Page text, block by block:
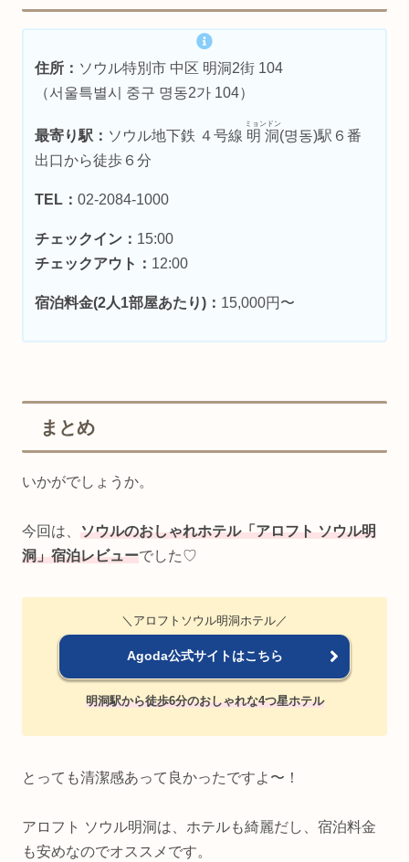
住所： ソウル特別市 中区 明洞2街 104
（서울특별시 중구 명동2가 104）
最寄り駅： ソウル地下鉄 ４号線 明洞
ミョンドン
(명동)駅６番
出口から徒歩６分
TEL：02-2084-1000
チェックイン： 15:00
チェックアウト： 12:00
宿泊料金(2人1部屋あたり)： 15,000円〜
まとめ
いかがでしょうか。
今回は、 ソウルのおしゃれホテル「アロフト ソウル明
洞」宿泊レビューでした♡
＼アロフトソウル明洞ホテル／
Agoda公式サイトはこちら
明洞駅から徒歩6分のおしゃれな4つ星ホテル
とっても清潔感あって良かったですよ〜！
アロフト ソウル明洞は、ホテルも綺麗だし、宿泊料金
も安めなのでオススメです。